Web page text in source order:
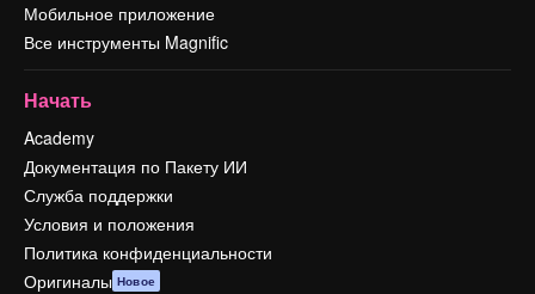
Мобильное приложение
Все инструменты Magnific
Начать
Academy
Документация по Пакету ИИ
Служба поддержки
Условия и положения
Политика конфиденциальности
Оригиналы Новое